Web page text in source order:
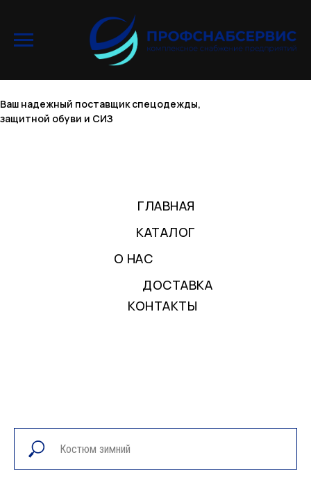
ГЛАВНАЯ
КАТАЛОГ
О НАС
ДОСТАВКА
КОНТАКТЫ
Ваш надежный поставщик спецодежды,
защитной обуви и СИЗ